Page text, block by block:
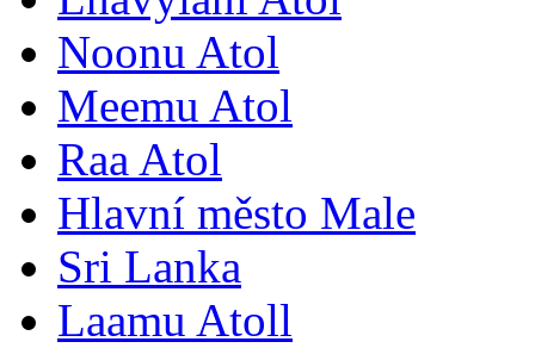
Noonu Atol
Meemu Atol
Raa Atol
Hlavní město Male
Sri Lanka
Laamu Atoll